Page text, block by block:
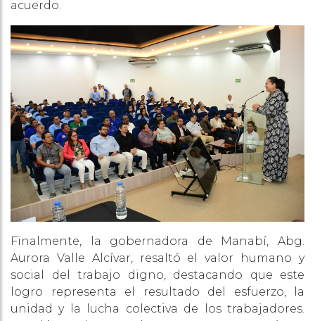
acuerdo.
Finalmente, la gobernadora de Manabí, Abg.
Aurora Valle Alcívar, resaltó el valor humano y
social del trabajo digno, destacando que este
logro representa el resultado del esfuerzo, la
unidad y la lucha colectiva de los trabajadores.